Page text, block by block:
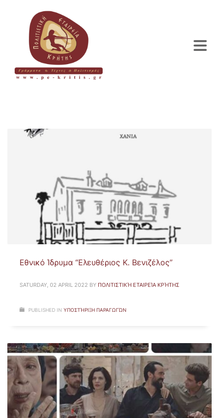
Εθνικό Ίδρυμα “Ελευθέριος Κ. Βενιζέλος”
SATURDAY, 02 APRIL 2022 BY ΠΟΛΙΤΙΣΤΙΚΉ ΕΤΑΙΡΕΊΑ ΚΡΉΤΗΣ
PUBLISHED IN ΥΠΟΣΤΉΡΙΞΗ ΠΑΡΑΓΩΓΏΝ